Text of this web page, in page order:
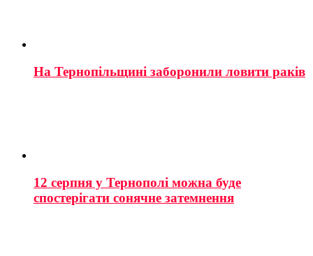
На Тернопільщині заборонили ловити раків
12 серпня у Тернополі можна буде
спостерігати сонячне затемнення